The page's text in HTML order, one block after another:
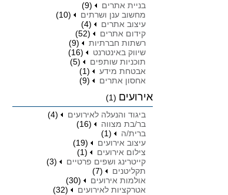
בניית אתרים
(9)
מחשוב ענן ושרתים
(10)
עיצוב אתרים
(4)
קידום אתרים
(52)
רשתות חברתיות
(9)
שיווק באינטרנט
(16)
תוכניות שותפים
(5)
אבטחת מידע
(1)
אחסון אתרים
(9)
אירועים (1)
ביגוד והנעלה לאירועים
(4)
בר/בת מצווה
(16)
ברית/ה
(1)
עיצוב אירועים
(19)
צילום אירועים
(1)
קייטרינג ושפים פרטיים
(3)
תקליטנים
(7)
אולמות אירועים
(30)
אטרקציות לאירועים
(32)